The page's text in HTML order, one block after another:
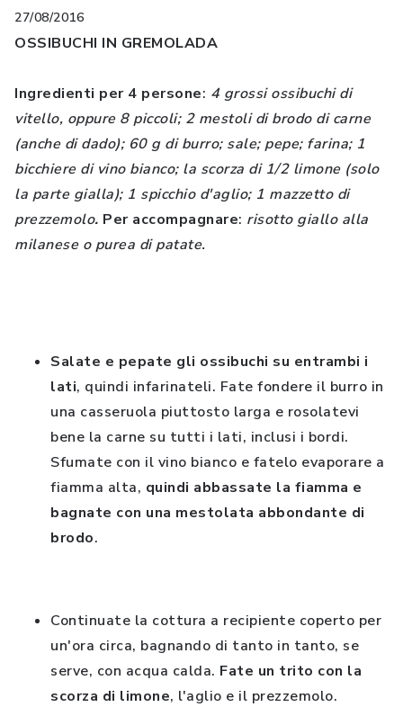
27/08/2016
OSSIBUCHI IN GREMOLADA
Ingredienti per 4 persone: 4 grossi ossibuchi di
vitello, oppure 8 piccoli; 2 mestoli di brodo di carne
(anche di dado); 60 g di burro; sale; pepe; farina; 1
bicchiere di vino bianco; la scorza di 1/2 limone (solo
la parte gialla); 1 spicchio d'aglio; 1 mazzetto di
prezzemolo. Per accompagnare: risotto giallo alla
milanese o purea di patate.
Salate e pepate gli ossibuchi su entrambi i
lati, quindi infarinateli. Fate fondere il burro in
una casseruola piuttosto larga e rosolatevi
bene la carne su tutti i lati, inclusi i bordi.
Sfumate con il vino bianco e fatelo evaporare a
fiamma alta, quindi abbassate la fiamma e
bagnate con una mestolata abbondante di
brodo.
Continuate la cottura a recipiente coperto per
un'ora circa, bagnando di tanto in tanto, se
serve, con acqua calda. Fate un trito con la
scorza di limone, l'aglio e il prezzemolo.